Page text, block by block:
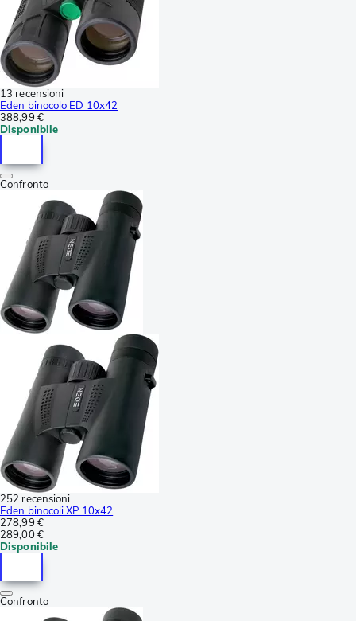
13 recensioni
Eden binocolo ED 10x42
388,99 €
Disponibile
Confronta
252 recensioni
Eden binocoli XP 10x42
278,99 €
289,00 €
Disponibile
Confronta